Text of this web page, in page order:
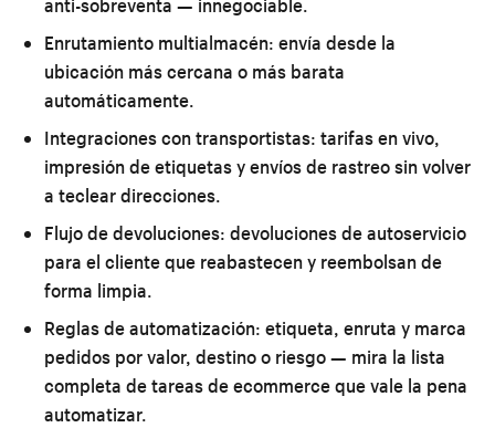
Enrutamiento multialmacén: envía desde la
ubicación más cercana o más barata
automáticamente.
Integraciones con transportistas: tarifas en vivo,
impresión de etiquetas y envíos de rastreo sin volver
a teclear direcciones.
Flujo de devoluciones: devoluciones de autoservicio
para el cliente que reabastecen y reembolsan de
forma limpia.
Reglas de automatización: etiqueta, enruta y marca
pedidos por valor, destino o riesgo — mira la lista
completa detareas de ecommerce que vale la pena
automatizar.